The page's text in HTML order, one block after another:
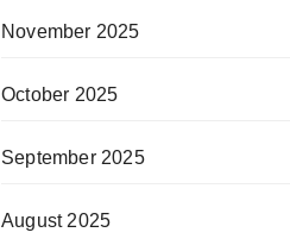
November 2025
October 2025
September 2025
August 2025